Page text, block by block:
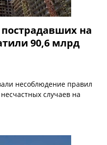
на
90,6 млрд
несоблюдение правил
случаев на